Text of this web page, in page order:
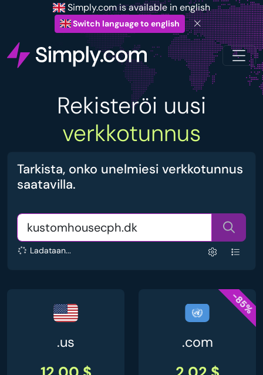
Simply.com is available in english
Switch language to english
Rekisteröi uusi
verkkotunnus
Tarkista, onko unelmiesi verkkotunnus
saatavilla.
Ladataan...
.us
-85%
.com